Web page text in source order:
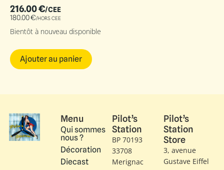
216.00€/CEE
180.00€/HORS CEE
Bientôt à nouveau disponible
Ajouter au panier
Menu
Qui sommes
nous ?
Décoration
Diecast
Pilot’s
Station
BP 70193
33708
Merignac
Pilot’s
Station
Store
3, avenue
Gustave Eiffel​